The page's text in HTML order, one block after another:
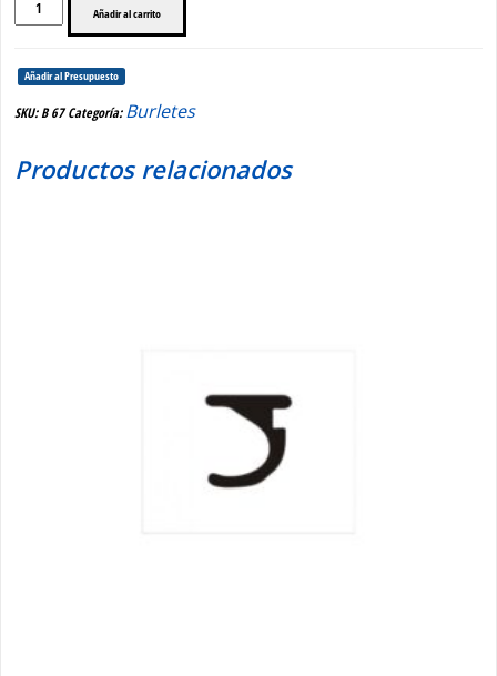
CONTACTO
Añadir al carrito
Añadir al Presupuesto
SKU:B 67 Categoría:Burletes
Productos relacionados